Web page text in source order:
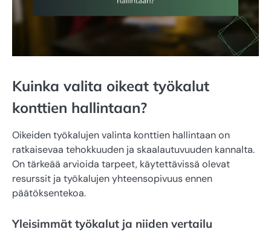
Kuinka valita oikeat työkalut
konttien hallintaan?
Oikeiden työkalujen valinta konttien hallintaan on
ratkaisevaa tehokkuuden ja skaalautuvuuden kannalta.
On tärkeää arvioida tarpeet, käytettävissä olevat
resurssit ja työkalujen yhteensopivuus ennen
päätöksentekoa.
Yleisimmät työkalut ja niiden vertailu